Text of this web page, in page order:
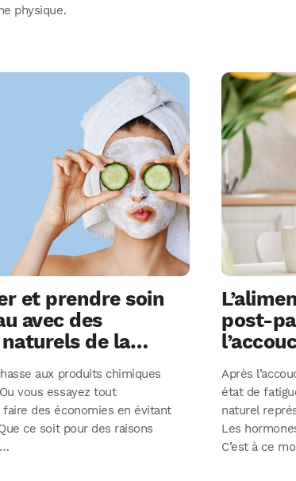
physique.
et prendre soin
avec des
de la
aux produits chimiques
vous essayez tout
des économies en évitant
ce soit pour des raisons
post-
Après
état de
naturel
Les
C’est à ce